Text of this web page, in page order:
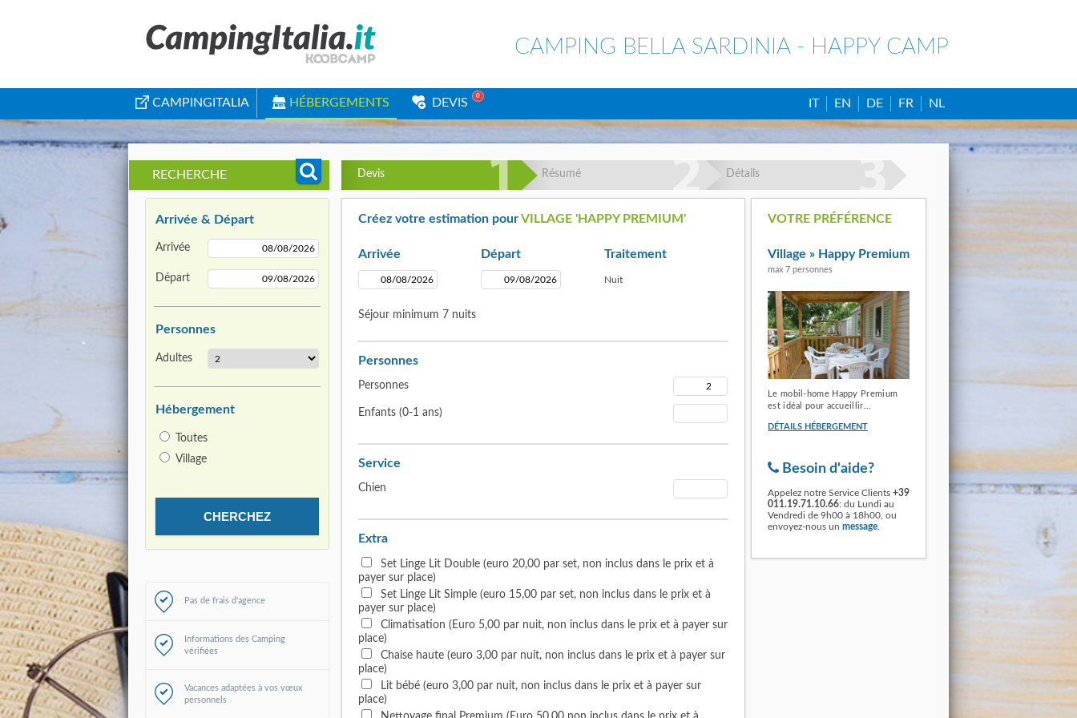
CAMPING BELLA SARDINIA - HAPPY CAMP
CAMPINGITALIA HÉBERGEMENTS DEVIS 0
IT EN DE FR NL
RECHERCHE
Arrivée & Départ
Arrivée
Départ
Personnes
Adultes
Hébergement
Toutes
Village
Pas de frais d'agence
Informations des Camping
vérifiées
Vacances adaptées à vos vœux
personnels
Devis Résumé Détails
Créez votre estimation pourVILLAGE 'HAPPY PREMIUM'
Arrivée Départ Traitement
Nuit
Séjour minimum 7 nuits
Personnes
Personnes
Enfants (0-1 ans)
Service
Chien
Extra
Set Linge Lit Double (euro 20,00 par set, non inclus dans le prix et à
payer sur place)
Set Linge Lit Simple (euro 15,00 par set, non inclus dans le prix et à
payer sur place)
Climatisation (Euro 5,00 par nuit, non inclus dans le prix et à payer sur
place)
Chaise haute (euro 3,00 par nuit, non inclus dans le prix et à payer sur
place)
Lit bébé (euro 3,00 par nuit, non inclus dans le prix et à payer sur
place)
VOTRE PRÉFÉRENCE
Village » Happy Premium
max 7 personnes
Le mobil-home Happy Premium
est idéal pour accueillir...
DÉTAILS HÉBERGEMENT
Besoin d'aide?
Appelez notre Service Clients +39
011.19.71.10.66: du Lundi au
Vendredi de 9h00 à 18h00, ou
envoyez-nous un message